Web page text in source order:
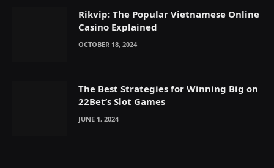
Rikvip: The Popular Vietnamese Online
Casino Explained
OCTOBER 18, 2024
The Best Strategies for Winning Big on
22Bet’s Slot Games
JUNE 1, 2024